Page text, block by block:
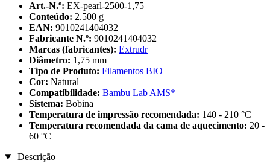
Art.-N.º: EX-pearl-2500-1,75
Conteúdo: 2.500 g
EAN: 9010241404032
Fabricante N.º: 9010241404032
Marcas (fabricantes): Extrudr
Diâmetro: 1,75 mm
Tipo de Produto: Filamentos BIO
Cor: Natural
Compatibilidade: Bambu Lab AMS*
Sistema: Bobina
Temperatura de impressão recomendada: 140 - 210 °C
Temperatura recomendada da cama de aquecimento: 20 -
60 °C
Descrição